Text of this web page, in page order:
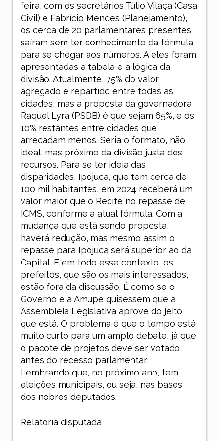
feira, com os secretários Túlio Vilaça (Casa
Civil) e Fabrício Mendes (Planejamento),
os cerca de 20 parlamentares presentes
saíram sem ter conhecimento da fórmula
para se chegar aos números. A eles foram
apresentadas a tabela e a lógica da
divisão. Atualmente, 75% do valor
agregado é repartido entre todas as
cidades, mas a proposta da governadora
Raquel Lyra (PSDB) é que sejam 65%, e os
10% restantes entre cidades que
arrecadam menos. Seria o formato, não
ideal, mas próximo da divisão justa dos
recursos. Para se ter ideia das
disparidades, Ipojuca, que tem cerca de
100 mil habitantes, em 2024 receberá um
valor maior que o Recife no repasse de
ICMS, conforme a atual fórmula. Com a
mudança que está sendo proposta,
haverá redução, mas mesmo assim o
repasse para Ipojuca será superior ao da
Capital. E em todo esse contexto, os
prefeitos, que são os mais interessados,
estão fora da discussão. É como se o
Governo e a Amupe quisessem que a
Assembleia Legislativa aprove do jeito
que está. O problema é que o tempo está
muito curto para um amplo debate, já que
o pacote de projetos deve ser votado
antes do recesso parlamentar.
Lembrando que, no próximo ano, tem
eleições municipais, ou seja, nas bases
dos nobres deputados.
Relatoria disputada